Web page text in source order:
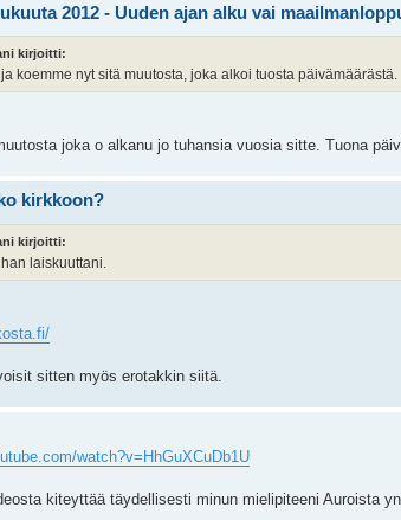
2012 - Uuden ajan alku vai
kirjoitti:
koemme nyt sitä muutosta, joka alkoi tuosta päivämäärästä.
joka o alkanu jo tuhansia vuosia sitte. Tuona
kirkkoon?
kirjoitti:
laiskuuttani.
sitten myös erotakkin siitä.
watch?v=HhGuXCuDb1U
kiteyttää täydellisesti minun mielipiteeni Auroista